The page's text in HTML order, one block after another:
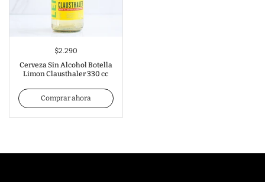
$2.290
Cerveza Sin Alcohol Botella
Limon Clausthaler 330 cc
Comprar ahora